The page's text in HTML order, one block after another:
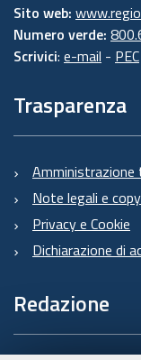
Sito web:
Numero verde:
Scrivici: e-mail - PEC
Trasparenza
Amministrazione
Note legali e
Privacy e Cookie
Dichiarazione di
Redazione